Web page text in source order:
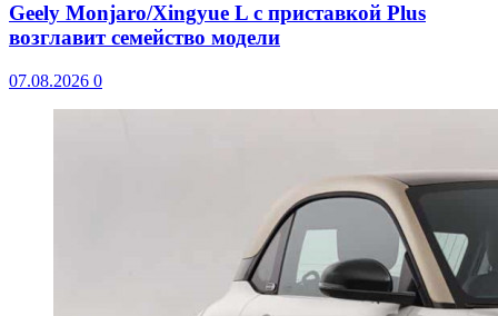
Geely Monjaro/Xingyue L с приставкой Plus
возглавит семейство модели
07.08.2026 0